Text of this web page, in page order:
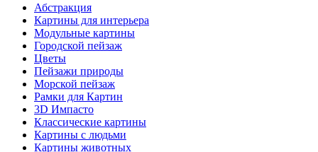
Абстракция
Картины для интерьера
Модульные картины
Городской пейзаж
Цветы
Пейзажи природы
Морской пейзаж
Рамки для Картин
3D Импасто
Классические картины
Картины с людьми
Картины животных